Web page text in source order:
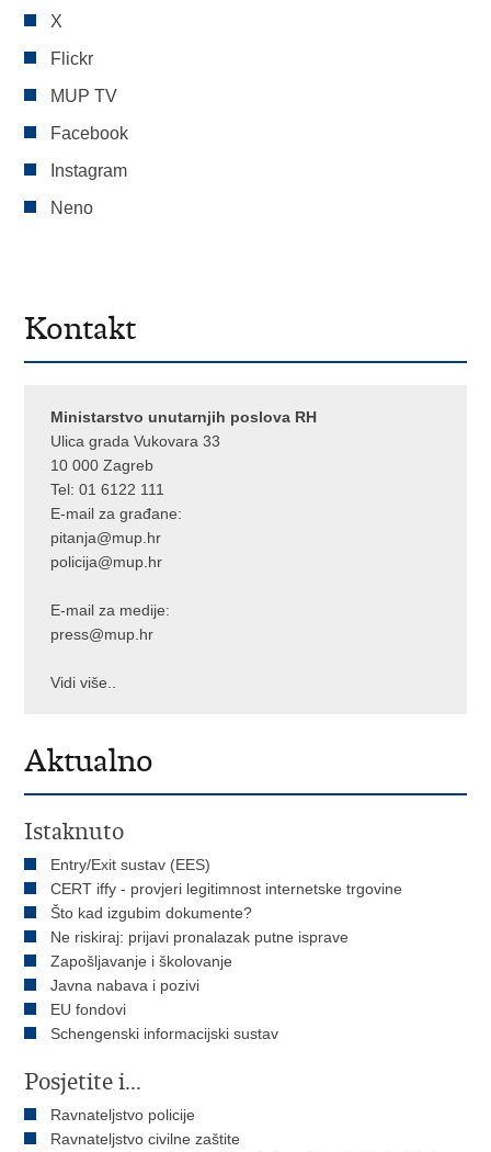
X
Flickr
MUP TV
Facebook
Instagram
Neno
Kontakt
Ministarstvo unutarnjih poslova RH
Ulica grada Vukovara 33
10 000 Zagreb
Tel:01 6122 111
E-mail za građane:
pitanja@mup.hr
policija@mup.hr
E-mail za medije:
press@mup.hr
Vidi više..
Aktualno
Istaknuto
Entry/Exit sustav (EES)
CERT iffy - provjeri legitimnost internetske trgovine
Što kad izgubim dokumente?
Ne riskiraj: prijavi pronalazak putne isprave
Zapošljavanje i školovanje
Javna nabava i pozivi
EU fondovi
Schengenski informacijski sustav
Posjetite i...
Ravnateljstvo policije
Ravnateljstvo civilne zaštite